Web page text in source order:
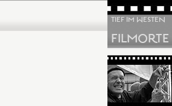
TIEF IM WESTEN
FILMORTE